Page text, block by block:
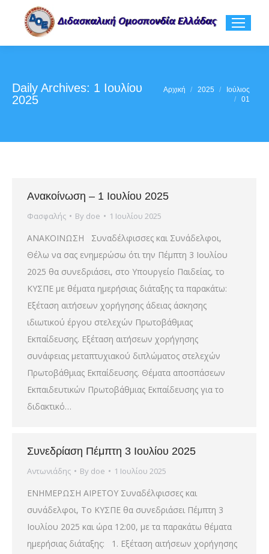
Daily Archives: 1 Ιουλίου
2025
You are here:
Αρχική 2025
Ιούλιος
01
Ανακοίνωση – 1 Ιουλίου 2025
Φασφαλής By doe 1 Ιουλίου 2025
ΑΝΑΚΟΙΝΩΣΗ Συναδέλφισσες και Συνάδελφοι,
Θέλω να σας ενημερώσω ότι την Πέμπτη 3 Ιουλίου
2025 θα συνεδριάσει, στο Υπουργείο Παιδείας, το
ΚΥΣΠΕ με θέματα ημερήσιας διάταξης τα παρακάτω:
Εξέταση αιτήσεων χορήγησης άδειας άσκησης
ιδιωτικού έργου στελεχών Πρωτοβάθμιας
Εκπαίδευσης. Εξέταση αιτήσεων χορήγησης
συνάφειας μεταπτυχιακού διπλώματος στελεχών
Πρωτοβάθμιας Εκπαίδευσης. Θέματα αποσπάσεων
Εκπαιδευτικών Πρωτοβάθμιας Εκπαίδευσης για το
διδακτικό…
Συνεδρίαση Πέμπτη 3 Ιουλίου 2025
Αντωνιάδης By doe 1 Ιουλίου 2025
ΕΝΗΜΕΡΩΣΗ ΑΙΡΕΤΟΥ Συναδέλφισσες και
συνάδελφοι, Το ΚΥΣΠΕ θα συνεδριάσει Πέμπτη 3
Ιουλίου 2025 και ώρα 12:00, με τα παρακάτω θέματα
ημερήσιας διάταξης: 1. Εξέταση αιτήσεων χορήγησης